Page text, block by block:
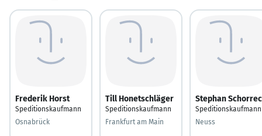
Frederik Horst
Speditionskaufmann
Osnabrück
Till Honetschläger
Speditionskaufmann
Frankfurt am Main
Stephan
Speditionskaufmann
Neuss